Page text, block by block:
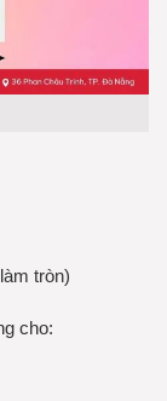
tròn)
cho: